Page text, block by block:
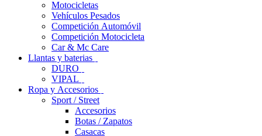
Motocicletas
Vehículos Pesados
Competición Automóvil
Competición Motocicleta
Car & Mc Care
Llantas y baterias
DURO
VIPAL
Ropa y Accesorios
Sport / Street
Accesorios
Botas / Zapatos
Casacas